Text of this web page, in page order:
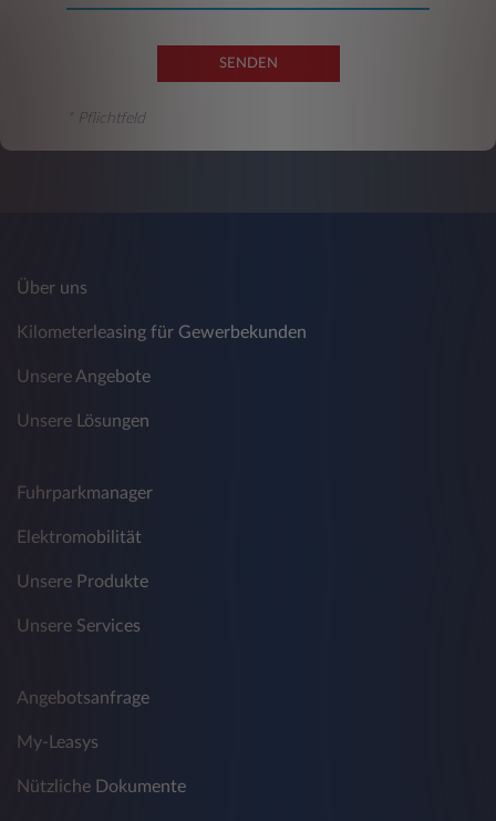
SENDEN
* Pflichtfeld
Über uns
Kilometerleasing für Gewerbekunden
Unsere Angebote
Unsere Lösungen
Fuhrparkmanager
Elektromobilität
Unsere Produkte
Unsere Services
Angebotsanfrage
My-Leasys
Nützliche Dokumente